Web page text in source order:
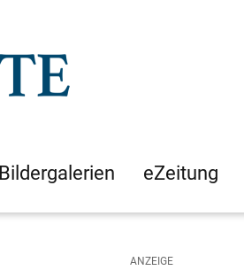
Bildergalerien eZeitung